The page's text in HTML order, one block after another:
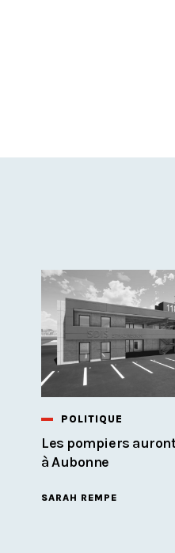
POLITIQUE
Les pompiers
à Aubonne
SARAH REMPE